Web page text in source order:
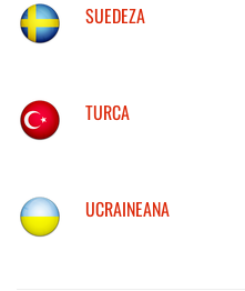
SUEDEZA
TURCA
UCRAINEANA